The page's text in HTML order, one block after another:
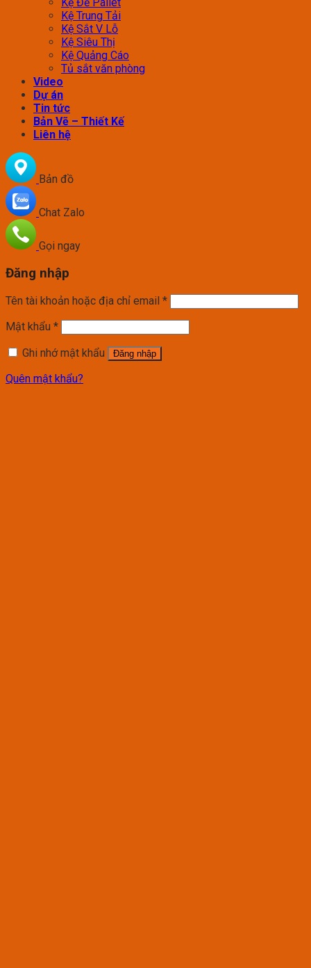
Kệ Trung Tải
Kệ Sắt V Lỗ
Kệ Siêu Thị
Kệ Quảng Cáo
Tủ sắt văn phòng
Video
Dự án
Tin tức
Bản Vẽ – Thiết Kế
Liên hệ
Bản đồ
Chat Zalo
Gọi ngay
Đăng nhập
Tên tài khoản hoặc địa chỉ email *
Mật khẩu *
Ghi nhớ mật khẩu
Đăng nhập
Quên mật khẩu?